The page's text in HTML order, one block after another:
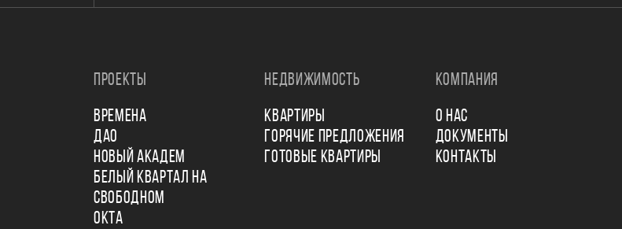
ПРОЕКТЫ
ВРЕМЕНА
ДАО
НОВЫЙ АКАДЕМ
БЕЛЫЙ КВАРТАЛ НА
СВОБОДНОМ
ОКТА
НЕДВИЖИМОСТЬ
КВАРТИРЫ
ГОРЯЧИЕ ПРЕДЛОЖЕНИЯ
ГОТОВЫЕ КВАРТИРЫ
КОМПАНИЯ
О НАС
ДОКУМЕНТЫ
КОНТАКТЫ